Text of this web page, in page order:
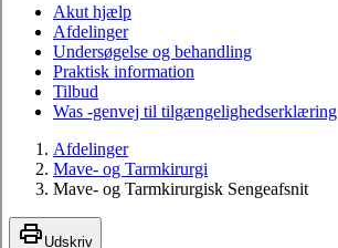
Akut hjælp
Afdelinger
Undersøgelse og behandling
Praktisk information
Tilbud
Was -genvej til tilgængelighedserklæring
Afdelinger
Mave- og Tarmkirurgi
Mave- og Tarmkirurgisk Sengeafsnit
Udskriv